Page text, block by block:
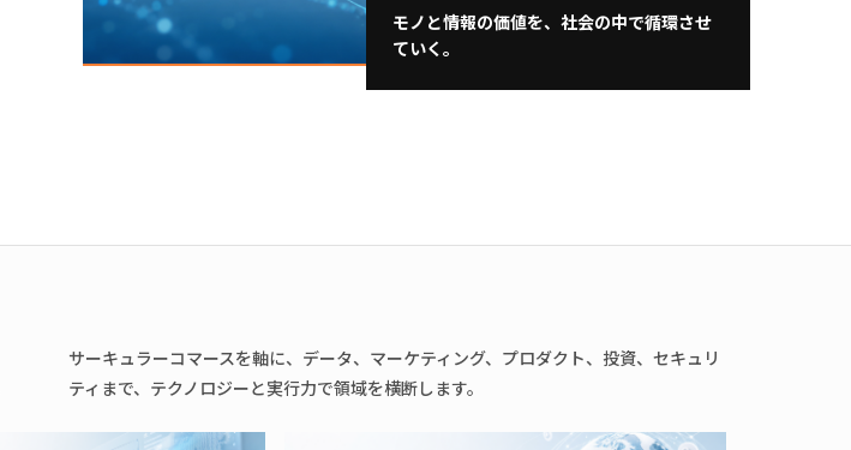
モノと情報の価値を、社会の中で循環させ
ていく。
サーキュラーコマースを軸に、データ、マーケティング、プロダクト、投資、セキュリ
ティまで、テクノロジーと実行力で領域を横断します。